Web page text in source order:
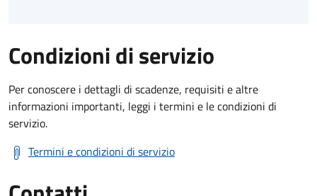
Condizioni di servizio
Per conoscere i dettagli di scadenze, requisiti e altre
informazioni importanti, leggi i termini e le condizioni di
servizio.
Termini e condizioni di servizio